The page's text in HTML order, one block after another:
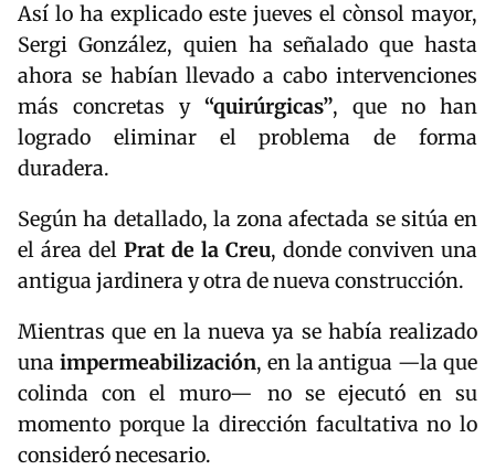
Así lo ha explicado este jueves el cònsol mayor,
Sergi González, quien ha señalado que hasta
ahora se habían llevado a cabo intervenciones
más concretas y “quirúrgicas”, que no han
logrado eliminar el problema de forma
duradera.
Según ha detallado, la zona afectada se sitúa en
el área del Prat de la Creu, donde conviven una
antigua jardinera y otra de nueva construcción.
Mientras que en la nueva ya se había realizado
una impermeabilización, en la antigua —la que
colinda con el muro— no se ejecutó en su
momento porque la dirección facultativa no lo
consideró necesario.